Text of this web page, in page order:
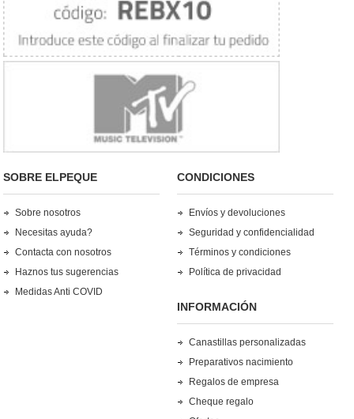
SOBRE ELPEQUE
Sobre nosotros
Necesitas ayuda?
Contacta con nosotros
Haznos tus sugerencias
Medidas Anti COVID
CONDICIONES
Envíos y devoluciones
Seguridad y confidencialidad
Términos y condiciones
Política de privacidad
INFORMACIÓN
Canastillas personalizadas
Preparativos nacimiento
Regalos de empresa
Cheque regalo